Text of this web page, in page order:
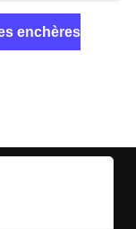
enchères